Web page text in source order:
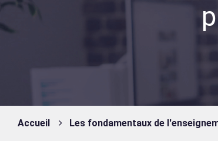
Accueil Les fondamentaux de